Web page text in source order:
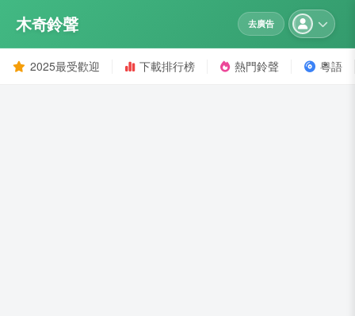
木奇鈴聲 去廣告
2025最受歡迎 下載排行榜 熱門鈴聲 粵語